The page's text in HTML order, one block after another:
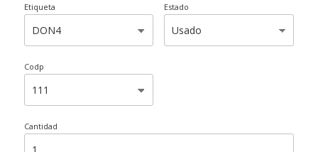
Etiqueta Estado
Codp
Cantidad